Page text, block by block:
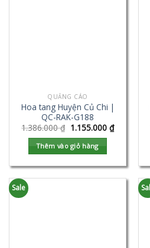
QUẢNG CÁO
Hoa tang Huyện Củ Chi |
QC-RAK-G188
1.386.000₫ 1.155.000 ₫
Thêm vào giỏ hàng
Sale